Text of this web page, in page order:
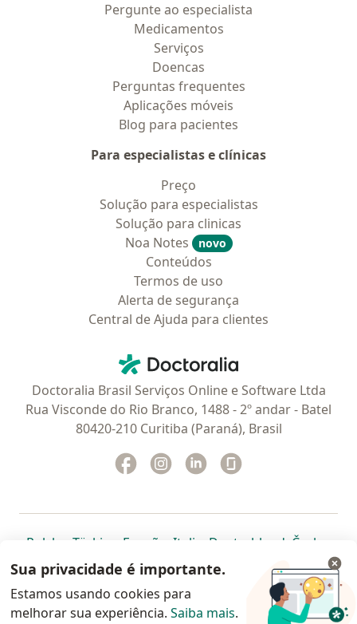
Pergunte ao especialista
Medicamentos
Serviços
Doencas
Perguntas frequentes
Aplicações móveis
Blog para pacientes
Para especialistas e clínicas
Preço
Solução para especialistas
Solução para clinicas
Noa Notes
novo
Conteúdos
Termos de uso
Alerta de segurança
Central de Ajuda para clientes
Doctoralia - Homepage
Doctoralia Brasil Serviços Online e Software Ltda
Rua Visconde do Rio Branco, 1488 - 2º andar - Batel
80420-210 Curitiba (Paraná), Brasil
Facebook
abre num novo separador
Instagram
abre num novo separador
Linkedin
abre num novo
Polska abre num novo separador
Türkiye abre num novo separador
España abre num novo separador
Italia abre num novo
Deutschlandabre num
Česko
Portugal abre num novo separador
, México abre num novo separador
, abre num novo separador
Brasil abre num novoabre num
abre
Colombia abre num novo
www.doctoralia.com.br © 2026 - Agende agora sua
Sua privacidade é importante.
Estamos usando cookies para
melhorar sua experiência. Saiba mais.